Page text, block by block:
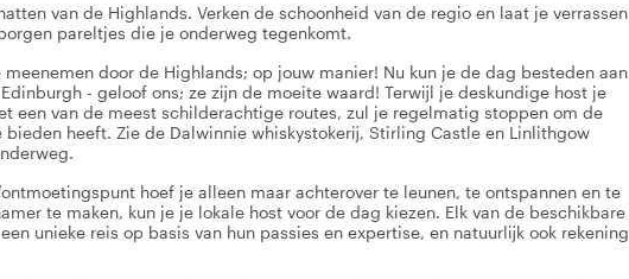
van de Highlands. Verken de schoonheid van de regio en laat je verrassen
pareltjes die je onderweg tegenkomt.
door de Highlands; op jouw manier! Nu kun je de dag besteden aan
- geloof ons; ze zijn de moeite waard! Terwijl je deskundige host je
een van de meest schilderachtige routes, zul je regelmatig stoppen om de
heeft. Zie de Dalwinnie whiskystokerij, Stirling Castle en Linlithgow
hoef je alleen maar achterover te leunen, te ontspannen en te
te maken, kun je je lokale host voor de dag kiezen. Elk van de beschikbare
unieke reis op basis van hun passies en expertise, en natuurlijk ook rekening